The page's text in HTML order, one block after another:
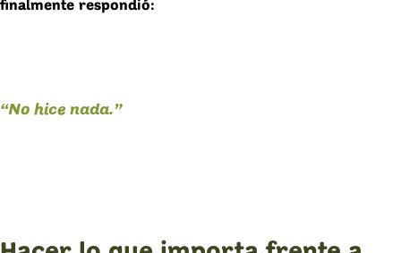
finalmente respondió:
“No hice nada.”